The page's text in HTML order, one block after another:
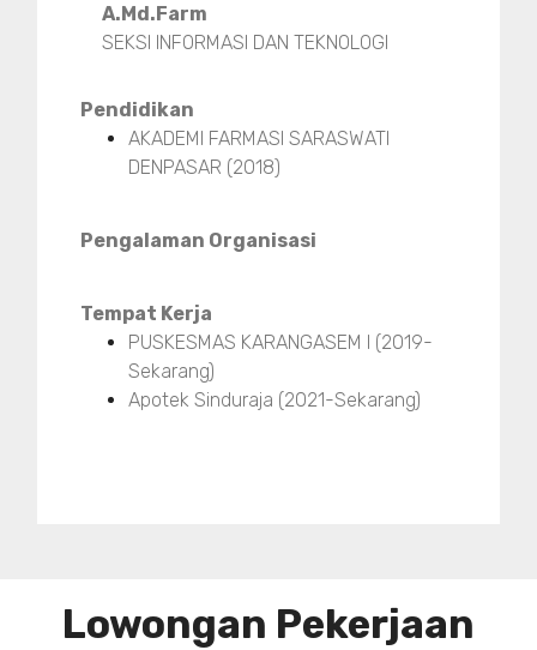
A.Md.Farm
SEKSI INFORMASI DAN TEKNOLOGI
Pendidikan
AKADEMI FARMASI SARASWATI
DENPASAR (2018)
Pengalaman Organisasi
Tempat Kerja
PUSKESMAS KARANGASEM I (2019-
Sekarang)
Apotek Sinduraja (2021-Sekarang)
Lowongan Pekerjaan